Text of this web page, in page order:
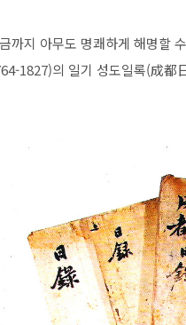
까지 아무도 명쾌하게 해명할
1827)의 일기 성도일록(成都